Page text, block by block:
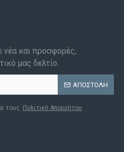
νέα και προσφορές,
μας δελτίο.
ΑΠΟΣΤΟΛΉ
τους Πολιτική Απορρήτου